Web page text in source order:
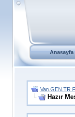
Anasayfa
Van.GEN.TR
Hazır